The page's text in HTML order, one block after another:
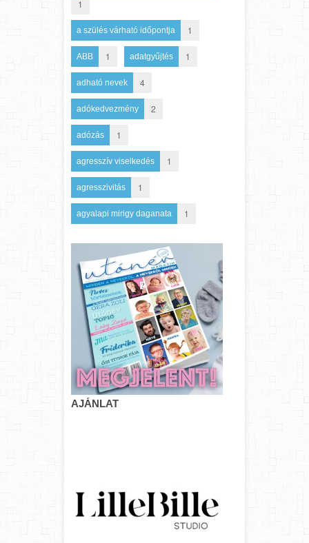
1
a szülés várható időpontja 1
ABB 1 adatgyűjtés 1
adható nevek 4
adókedvezmény 2
adózás 1
agresszív viselkedés 1
agresszivitás 1
agyalapi mirigy daganata 1
AJÁNLAT